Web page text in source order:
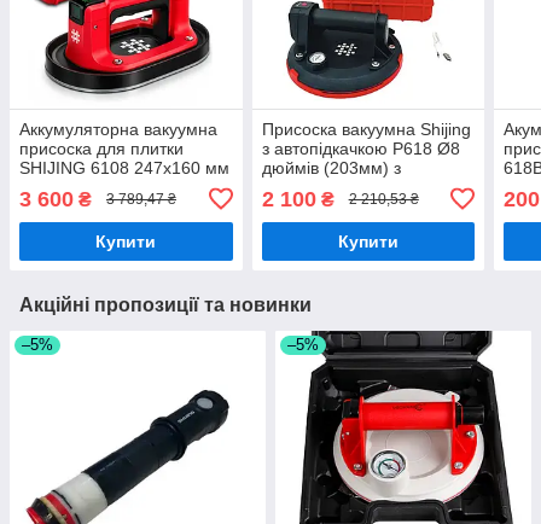
Аккумуляторна вакуумна
присоска для плитки
SHIJING 6108 247x160 мм
220 кг (металевий корпус)
2 АКБ + кейс (6108-2)
3 600 ₴ 3 789,47 ₴
Купити
Присоска вакуумна Shijing
з автопідкачкою P618 Ø8
дюймів (203мм) з
манометром для гладкої
та структурованої плитки,
110 кг
2 100₴ 2 210,53 ₴
Купити
200
Акційні пропозиції та новинки
–5% –5%